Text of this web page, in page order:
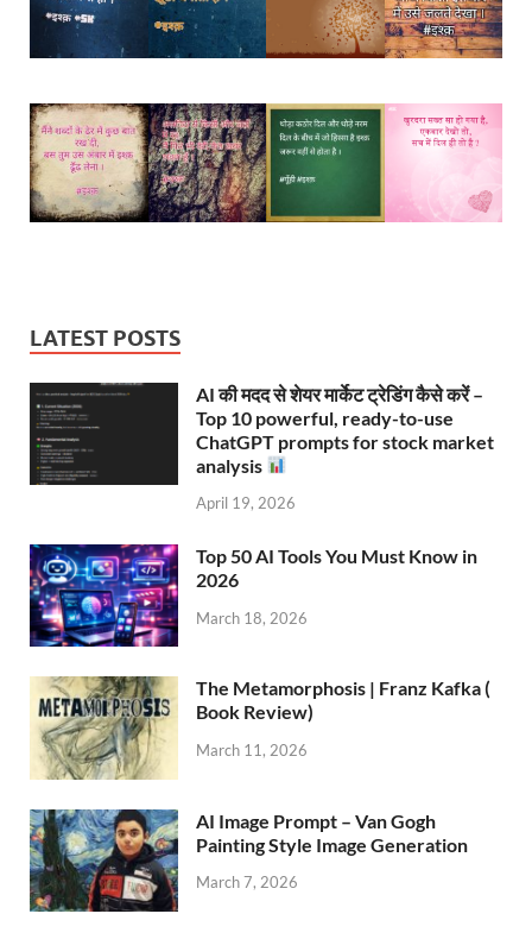
LATEST POSTS
AI की मदद से शेयर मार्केट ट्रेडिंग कैसे करें –
Top 10 powerful, ready-to-use
ChatGPT prompts for stock market
analysis
April 19, 2026
Top 50 AI Tools You Must Know in
2026
March 18, 2026
The Metamorphosis | Franz Kafka (
Book Review)
March 11, 2026
AI Image Prompt – Van Gogh
Painting Style Image Generation
March 7, 2026